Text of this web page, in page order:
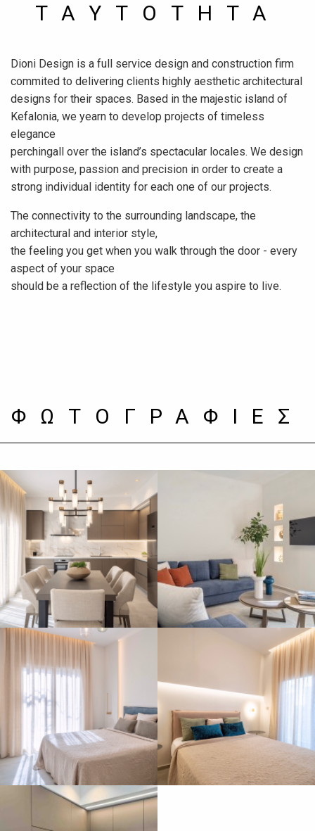
TAYTOTHTA
Dioni Design is a full service design and construction firm
commited to delivering clients highly aesthetic architectural
designs for their spaces. Based in the majestic island of
Kefalonia, we yearn to develop projects of timeless
elegance
perchingall over the island’s spectacular locales. We design
with purpose, passion and precision in order to create a
strong individual identity for each one of our projects.
The connectivity to the surrounding landscape, the
architectural and interior style,
the feeling you get when you walk through the door - every
aspect of your space
should be a reflection of the lifestyle you aspire to live.
ΦΩΤΟΓΡΑΦΙΕΣ